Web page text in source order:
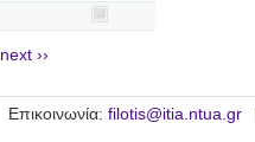
next ››
Επικοινωνία: filotis@itia.ntua.gr